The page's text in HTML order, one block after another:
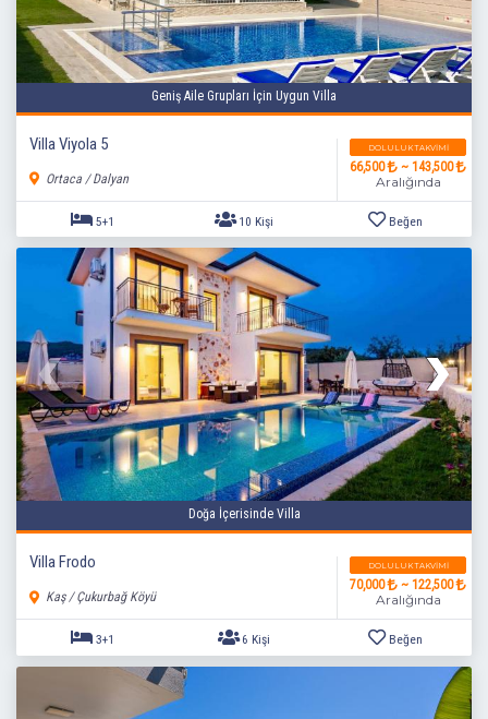
3+1 6 Kişi
Geniş Aile Grupları İçin Uygun Villa
Villa Viyola 5
Ortaca / Dalyan
DOLULUK TAKVIMI
66,500 ~ 143,500
Aralığında
Doğa İçerisinde Villa
Villa Frodo
Kaş / Çukurbağ Köyü
DOLULUK TAKVIMI
70,000 ~ 122,500
Aralığında